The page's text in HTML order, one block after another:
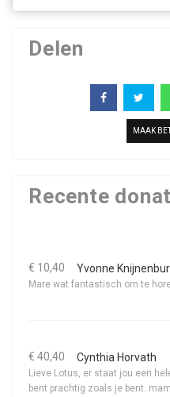
Delen
MAAK
Recente
€ 10,40 Yvonne
Mare wat fantastisch om te
€ 40,40 Cynthia Horvath
Lieve Lotus, er staat jou een
bent prachtig zoals je bent.